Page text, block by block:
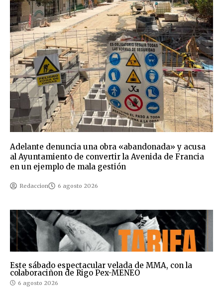
Adelante denuncia una obra «abandonada» y acusa
al Ayuntamiento de convertir la Avenida de Francia
en un ejemplo de mala gestión
Redaccion 6 agosto 2026
Este sábado espectacular velada de MMA, con la
colaboraciñon de Rigo Pex-MENEO
6 agosto 2026